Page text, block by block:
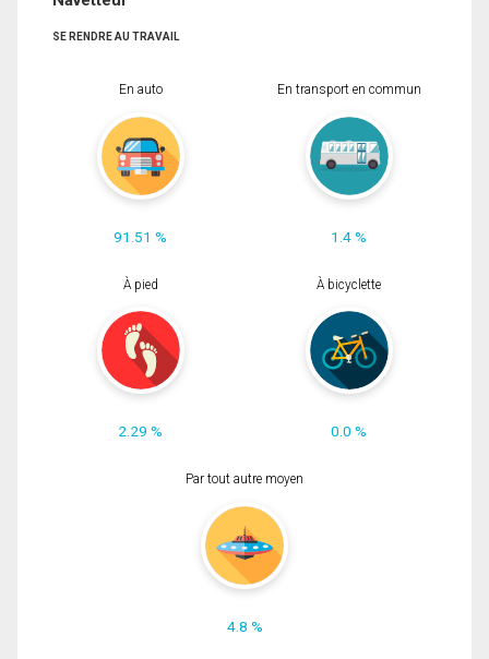
SE RENDRE AU TRAVAIL
En auto
91.51 %
En transport en commun
1.4 %
À pied
2.29 %
À bicyclette
0.0 %
Par tout autre moyen
4.8 %